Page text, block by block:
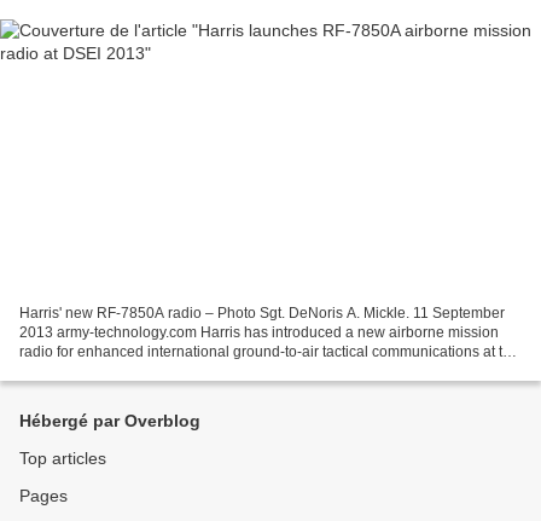
Harris' new RF-7850A radio – Photo Sgt. DeNoris A. Mickle. 11 September
2013 army-technology.com Harris has introduced a new airborne mission
radio for enhanced international ground-to-air tactical communications at the
Hébergé par Overblog
Top articles
Pages